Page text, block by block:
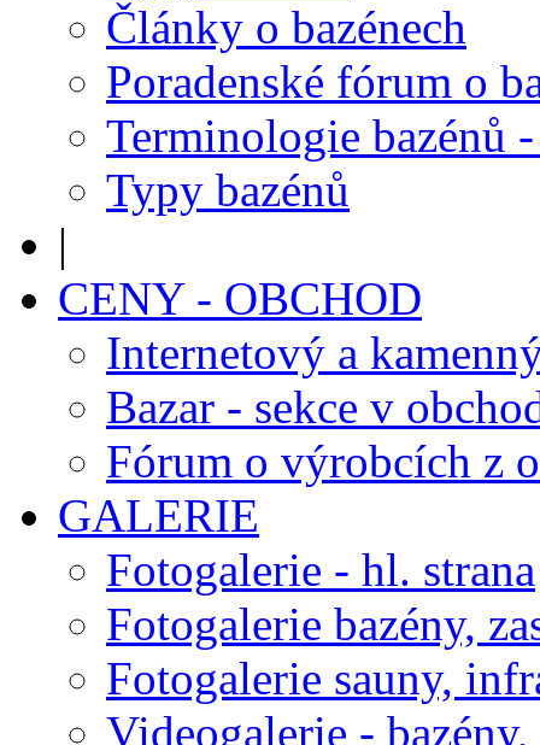
Články o bazénech
Poradenské fórum o
Terminologie bazénů
Typy bazénů
|
CENY - OBCHOD
Internetový a
Bazar - sekce v
Fórum o výrobcích z
GALERIE
Fotogalerie - hl. strana
Fotogalerie bazény,
Fotogalerie sauny,
Videogalerie - bazény,